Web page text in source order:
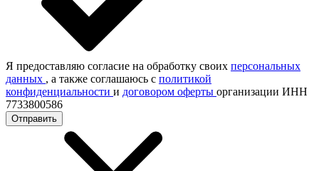
Я предоставляю согласие на обработку своих персональных
данных , а также соглашаюсь с политикой
конфиденциальности и договором оферты организации ИНН
7733800586
Отправить